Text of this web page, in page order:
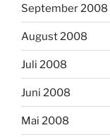
September 2008
August 2008
Juli 2008
Juni 2008
Mai 2008